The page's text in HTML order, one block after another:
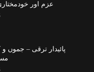
عزم اور
پائیدار ترقی – جموں